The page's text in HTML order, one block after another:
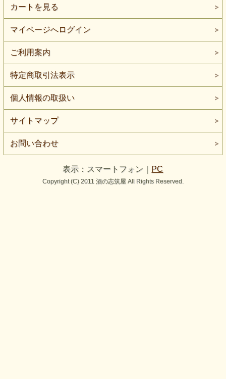
カートを見る
マイページへログイン
ご利用案内
特定商取引法表示
個人情報の取扱い
サイトマップ
お問い合わせ
表示：スマートフォン｜ PC
Copyright (C) 2011 酒の志筑屋 All Rights Reserved.